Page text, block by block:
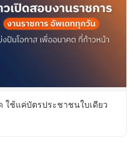
ใช้แค่บัตรประชาชนใบเดียว